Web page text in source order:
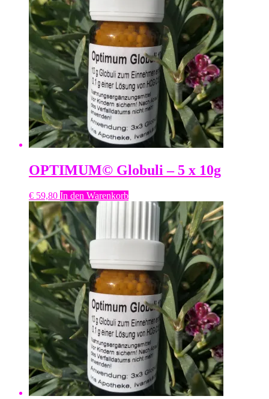
OPTIMUM© Globuli – 5 x 10g
€ 59,80 In den Warenkorb